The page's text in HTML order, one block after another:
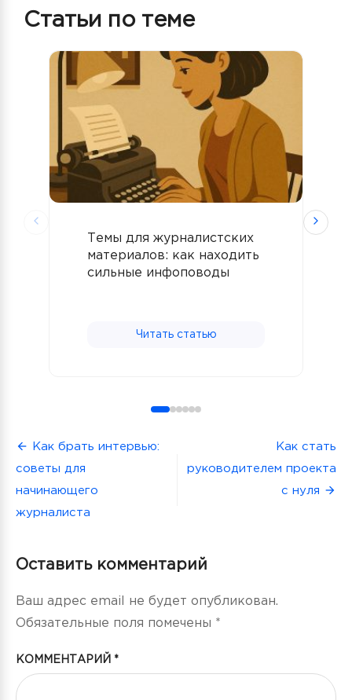
Статьи по теме
Темы для журналистских
материалов: как находить
сильные инфоповоды
Читать статью
Навигация
по
Как брать интервью:
советы для
начинающего
журналиста
Как стать
руководителем проекта
с нуля
Оставить комментарий
Ваш адрес email не будет опубликован.
Обязательные поля помечены *
КОММЕНТАРИЙ *